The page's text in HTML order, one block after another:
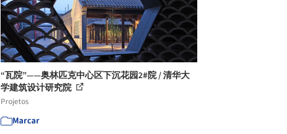
“瓦院”——奥林匹克中心区下沉花园2#院 / 清华大
学建筑设计研究院
Projetos
Marcar